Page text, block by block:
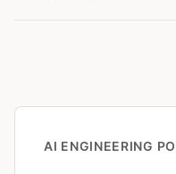
AI ENGINEERING